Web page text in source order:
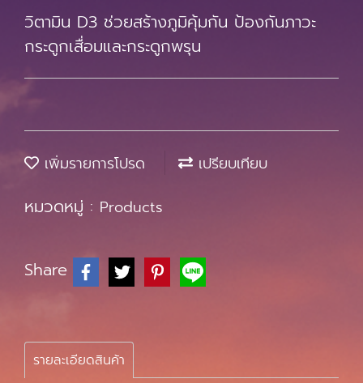
วิตามิน D3 ช่วยสร้างภูมิคุ้มกัน ป้องกันภาวะ
กระดูกเสื่อมและกระดูกพรุน
เพิ่มรายการโปรด เปรียบเทียบ
หมวดหมู่ : Products
Share
รายละเอียดสินค้า